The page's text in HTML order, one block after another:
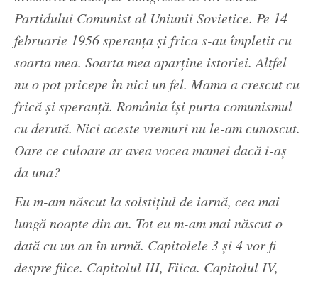
Partidului Comunist al Uniunii Sovietice. Pe 14
februarie 1956 speranța și frica s-au împletit cu
soarta mea. Soarta mea aparține istoriei. Altfel
nu o pot pricepe în nici un fel. Mama a crescut cu
frică și speranță. România își purta comunismul
cu derută. Nici aceste vremuri nu le-am cunoscut.
Oare ce culoare ar avea vocea mamei dacă i-aș
da una?
Eu m-am născut la solstițiul de iarnă, cea mai
lungă noapte din an. Tot eu m-am mai născut o
dată cu un an în urmă. Capitolele 3 și 4 vor fi
despre fiice. Capitolul III, Fiica. Capitolul IV,